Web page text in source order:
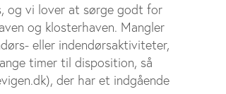
og vi lover at sørge godt for
og klosterhaven. Mangler
eller indendørsaktiviteter,
timer til disposition, så
der har et indgående